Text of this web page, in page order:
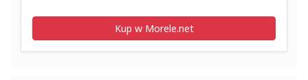
Kup w Morele.net